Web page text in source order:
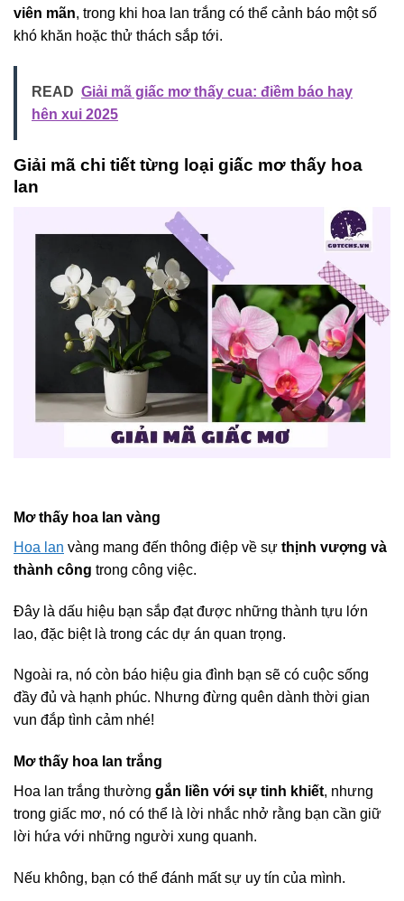
viên mãn, trong khi hoa lan trắng có thể cảnh báo một số
khó khăn hoặc thử thách sắp tới.
READ Giải mã giấc mơ thấy cua: điềm báo hay
hên xui 2025
Giải mã chi tiết từng loại giấc mơ thấy hoa
lan
Mơ thấy hoa lan vàng
Hoa lan vàng mang đến thông điệp về sự thịnh vượng và
thành công trong công việc.
Đây là dấu hiệu bạn sắp đạt được những thành tựu lớn
lao, đặc biệt là trong các dự án quan trọng.
Ngoài ra, nó còn báo hiệu gia đình bạn sẽ có cuộc sống
đầy đủ và hạnh phúc. Nhưng đừng quên dành thời gian
vun đắp tình cảm nhé!
Mơ thấy hoa lan trắng
Hoa lan trắng thường gắn liền với sự tinh khiết, nhưng
trong giấc mơ, nó có thể là lời nhắc nhở rằng bạn cần giữ
lời hứa với những người xung quanh.
Nếu không, bạn có thể đánh mất sự uy tín của mình.